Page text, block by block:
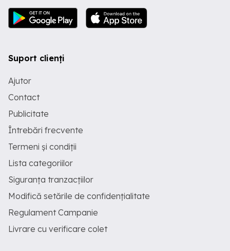
Suport clienți
Ajutor
Contact
Publicitate
Întrebări frecvente
Termeni și condiții
Lista categoriilor
Siguranța tranzacțiilor
Modifică setările de confidențialitate
Regulament Campanie
Livrare cu verificare colet